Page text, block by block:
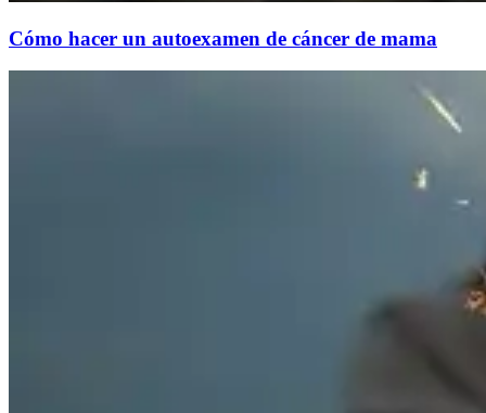
Cómo hacer un autoexamen de cáncer de mama